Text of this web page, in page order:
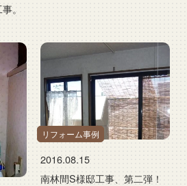
。
リフォーム事例
2016.08.15
南林間S様邸工事、第二弾！